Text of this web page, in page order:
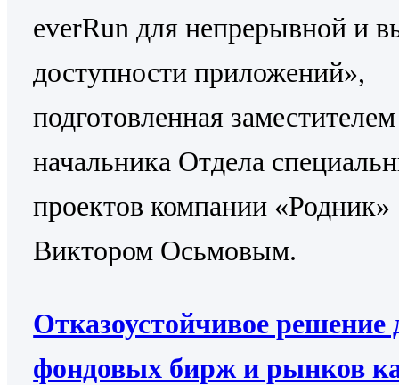
everRun для непрерывной и
доступности приложений»,
подготовленная заместителем
начальника Отдела
проектов компании «Родник»
Виктором Осьмовым.
Отказоустойчивое решение
фондовых бирж и рынков